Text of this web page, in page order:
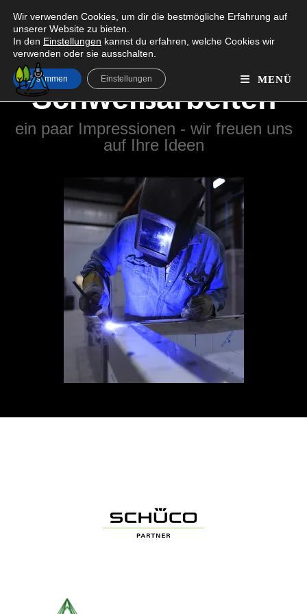
Unser Partner:
MENÜ
Schweißarbeiten
ein paar Impressionen - wir freuen uns
auf Ihre Ideen
Wir verwenden Cookies, um dir die bestmögliche Erfahrung auf
unserer Website zu bieten.
In den Einstellungen kannst du erfahren, welche Cookies wir
verwenden oder sie ausschalten.
Zustimmen Einstellungen